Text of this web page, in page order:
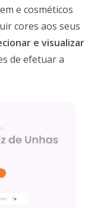
e cosméticos
cores aos seus
e visualizar
de efetuar a